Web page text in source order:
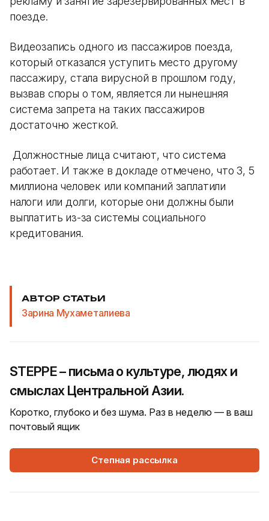
поезде.
Видеозапись одного из пассажиров поезда,
который отказался уступить место другому
пассажиру, стала вирусной в прошлом году,
вызвав споры о том, является ли нынешняя
система запрета на таких пассажиров
достаточно жесткой.
Должностные лица считают, что система
работает. И также в докладе отмечено, что 3, 5
миллиона человек или компаний заплатили
налоги или долги, которые они должны были
выплатить из-за системы социального
кредитования.
АВТОР СТАТЬИ
Зарина Мухаметалиева
STEPPE – письма о культуре, людях и
смыслах Центральной Азии.
Коротко, глубоко и без шума. Раз в неделю — в ваш
почтовый ящик
Степная рассылка